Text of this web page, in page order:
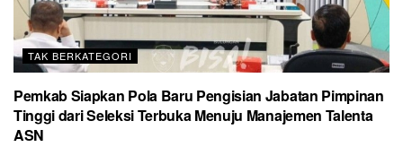
TAK BERKATEGORI
Pemkab Siapkan Pola Baru Pengisian Jabatan Pimpinan
Tinggi dari Seleksi Terbuka Menuju Manajemen Talenta
ASN